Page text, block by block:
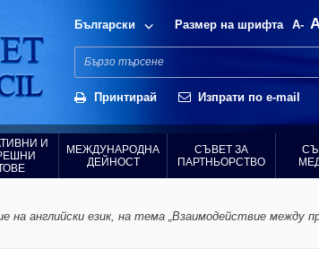
Български Размер на шрифта A-
Принтирай Изпрати по e-mail
И
МЕЖДУНАРОДНА
ДЕЙНОСТ
СЪВЕТ ЗА
ПАРТНЬОРСТВО
английски език, на тема „Взаимодействие между